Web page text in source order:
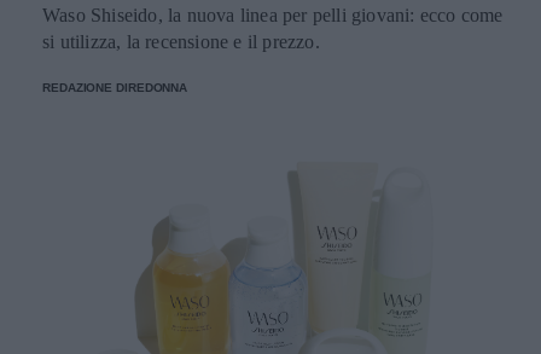
Waso Shiseido, la nuova linea per pelli giovani: ecco come
si utilizza, la recensione e il prezzo.
REDAZIONE DIREDONNA